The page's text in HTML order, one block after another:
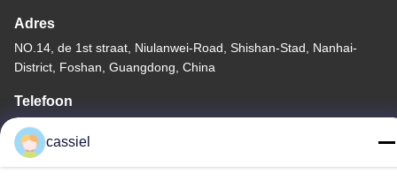
Adres
NO.14, de 1st straat, Niulanwei-Road, Shishan-Stad, Nanhai-
District, Foshan, Guangdong, China
Telefoon
86-139-2915-0962
cassiel